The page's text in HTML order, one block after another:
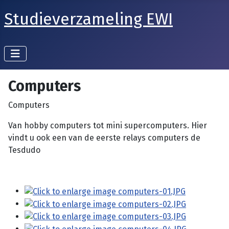
Studieverzameling EWI
Computers
Computers
Van hobby computers tot mini supercomputers. Hier
vindt u ook een van de eerste relays computers de
Tesdudo